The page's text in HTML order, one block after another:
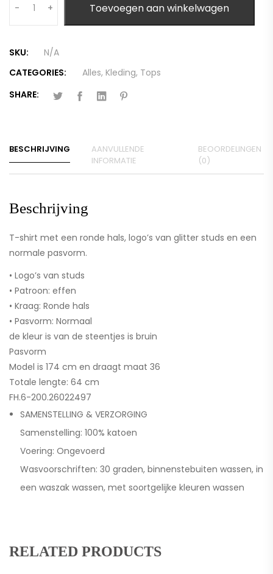
-
+ Toevoegen aan winkelwagen
SKU:
N/A
CATEGORIES:
Alles, Kleding, Tops
SHARE:
BESCHRIJVING
AANVULLENDE
INFORMATIE
BEOORDELINGEN
(0)
Beschrijving
T-shirt met een ronde hals, logo’s van glitter studs en een
normale pasvorm.
• Logo’s van studs
• Patroon: effen
• Kraag: Ronde hals
• Pasvorm: Normaal
de kleur is van de steentjes is bruin
Pasvorm
Model is 174 cm en draagt maat 36
Totale lengte: 64 cm
FH.6-200.26022497
SAMENSTELLING & VERZORGING
Samenstelling: 100% katoen
Voering: Ongevoerd
Wasvoorschriften: 30 graden, binnenstebuiten wassen, in
een waszak wassen, met soortgelijke kleuren wassen
RELATED PRODUCTS